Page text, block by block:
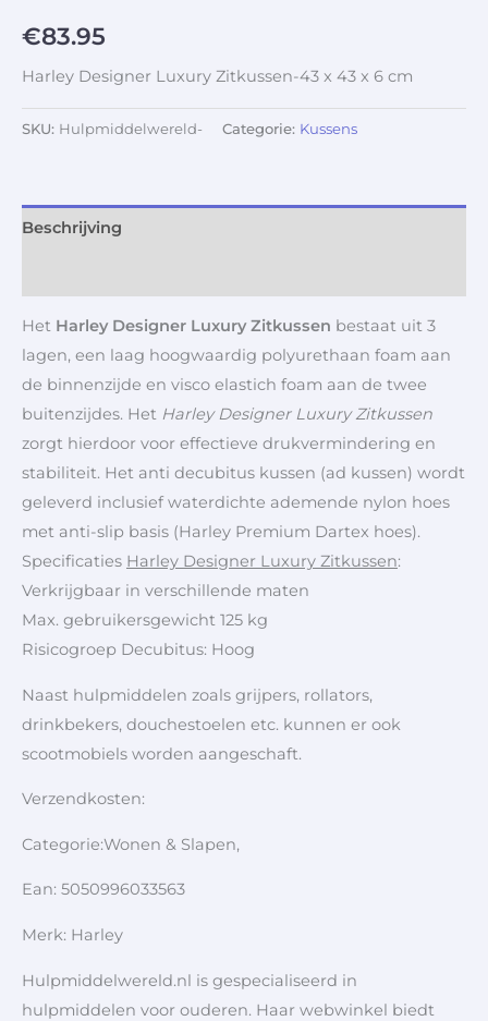
€83.95
Harley Designer Luxury Zitkussen-43 x 43 x 6 cm
SKU: Hulpmiddelwereld- Categorie: Kussens
Beschrijving
Het Harley Designer Luxury Zitkussen bestaat uit 3
lagen, een laag hoogwaardig polyurethaan foam aan
de binnenzijde en visco elastich foam aan de twee
buitenzijdes. Het Harley Designer Luxury Zitkussen
zorgt hierdoor voor effectieve drukvermindering en
stabiliteit. Het anti decubitus kussen (ad kussen) wordt
geleverd inclusief waterdichte ademende nylon hoes
met anti-slip basis (Harley Premium Dartex hoes).
Specificaties Harley Designer Luxury Zitkussen:
Verkrijgbaar in verschillende maten
Max. gebruikersgewicht 125 kg
Risicogroep Decubitus: Hoog
Naast hulpmiddelen zoals grijpers, rollators,
drinkbekers, douchestoelen etc. kunnen er ook
scootmobiels worden aangeschaft.
Verzendkosten:
Categorie:Wonen & Slapen,
Ean: 5050996033563
Merk: Harley
Hulpmiddelwereld.nl is gespecialiseerd in
hulpmiddelen voor ouderen. Haar webwinkel biedt